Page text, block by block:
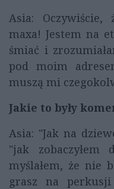
Asia:
maxa! Jestem na
śmiać i
pod moim
muszą mi
Jakie to były
Asia: "Jak na
"jak zobaczyłem
myślałem, że nie
grasz na